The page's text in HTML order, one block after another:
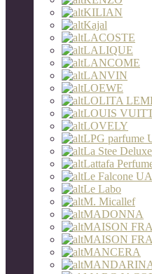
KILIAN
Kajal
LACOSTE
LALIQUE
LANCOME
LANVIN
LOEWE
LOLITA
LOUIS
LOVELY
LPG parfume
La Stee Deluxe
Lattafa
Le Falcone
Le Labo
M. Micallef
MADONNA
MAISON
MAISON
MANCERA